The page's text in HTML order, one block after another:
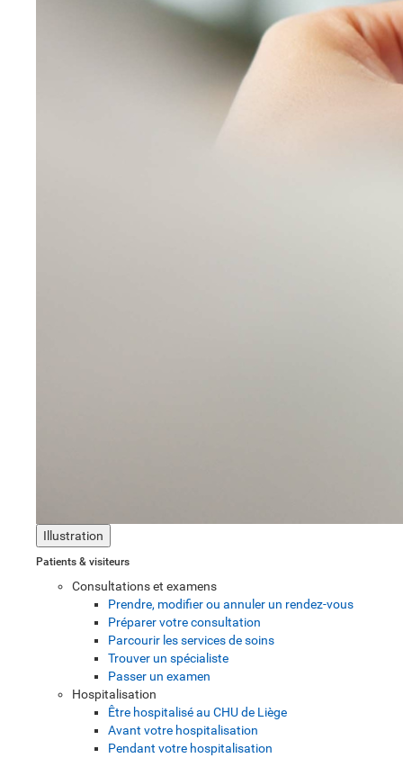
Illustration
Patients & visiteurs
Consultations et examens
Prendre, modifier ou annuler un rendez-vous
Préparer votre consultation
Parcourir les services de soins
Trouver un spécialiste
Passer un examen
Hospitalisation
Être hospitalisé au CHU de Liège
Avant votre hospitalisation
Pendant votre hospitalisation